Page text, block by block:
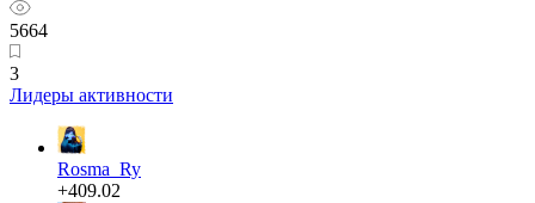
5664
3
Лидеры активности
Rosma_Ry
+409.02